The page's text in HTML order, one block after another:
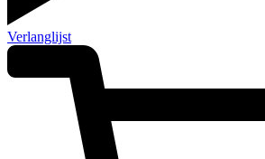
Verlanglijst